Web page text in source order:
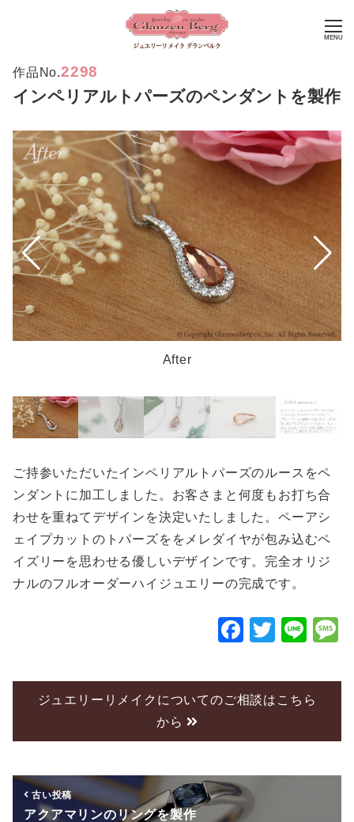
MENU
作品No.2298
インペリアルトパーズのペンダントを製作
After
ご持参いただいたインペリアルトパーズのルースをペ
ンダントに加工しました。お客さまと何度もお打ち合
わせを重ねてデザインを決定いたしました。ペーアシ
ェイプカットのトパーズををメレダイヤが包み込むペ
イズリーを思わせる優しいデザインです。完全オリジ
ナルのフルオーダーハイジュエリーの完成です。
F
c
e
o
T
tt
er
Li
e
ジュエリーリメイクについてのご相談はこちら
から
古い投稿
アクアマリンのリングを製作